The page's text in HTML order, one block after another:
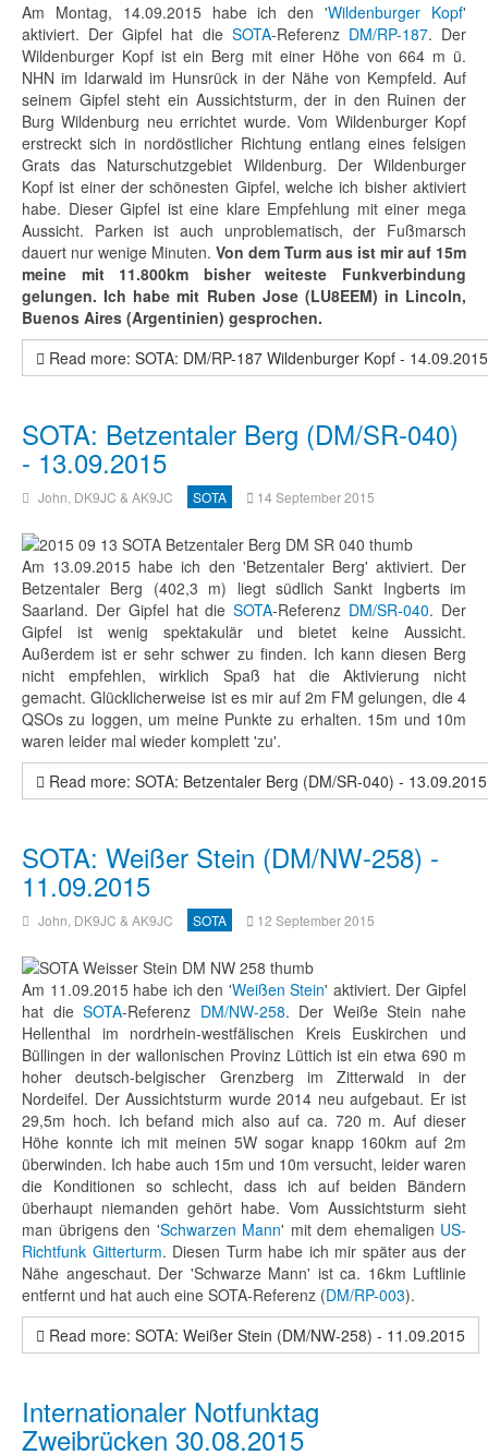
Am Montag, 14.09.2015 habe ich den 'Wildenburger Kopf'
aktiviert. Der Gipfel hat die SOTA-Referenz DM/RP-187. Der
Wildenburger Kopf ist ein Berg mit einer Höhe von 664 m ü.
NHN im Idarwald im Hunsrück in der Nähe von Kempfeld. Auf
seinem Gipfel steht ein Aussichtsturm, der in den Ruinen der
Burg Wildenburg neu errichtet wurde. Vom Wildenburger Kopf
erstreckt sich in nordöstlicher Richtung entlang eines felsigen
Grats das Naturschutzgebiet Wildenburg. Der Wildenburger
Kopf ist einer der schönesten Gipfel, welche ich bisher aktiviert
habe. Dieser Gipfel ist eine klare Empfehlung mit einer mega
Aussicht. Parken ist auch unproblematisch, der Fußmarsch
dauert nur wenige Minuten. Von dem Turm aus ist mir auf 15m
meine mit 11.800km bisher weiteste Funkverbindung
gelungen. Ich habe mit Ruben Jose (LU8EEM) in Lincoln,
Buenos Aires (Argentinien) gesprochen.
Read more: SOTA: DM/RP-187 Wildenburger Kopf - 14.09.2015
SOTA: Betzentaler Berg (DM/SR-040)
- 13.09.2015
John, DK9JC & AK9JC SOTA 14 September 2015
Am 13.09.2015 habe ich den 'Betzentaler Berg' aktiviert. Der
Betzentaler Berg (402,3 m) liegt südlich Sankt Ingberts im
Saarland. Der Gipfel hat dieSOTA-Referenz DM/SR-040. Der
Gipfel ist wenig spektakulär und bietet keine Aussicht.
Außerdem ist er sehr schwer zu finden. Ich kann diesen Berg
nicht empfehlen, wirklich Spaß hat die Aktivierung nicht
gemacht. Glücklicherweise ist es mir auf 2m FM gelungen, die 4
QSOs zu loggen, um meine Punkte zu erhalten. 15m und 10m
waren leider mal wieder komplett 'zu'.
Read more: SOTA: Betzentaler Berg (DM/SR-040) - 13.09.2015
SOTA: Weißer Stein (DM/NW-258) -
11.09.2015
John, DK9JC & AK9JC SOTA 12 September 2015
Am 11.09.2015 habe ich den 'Weißen Stein' aktiviert. Der Gipfel
hat dieSOTA-Referenz DM/NW-258. Der Weiße Stein nahe
Hellenthal im nordrhein-westfälischen Kreis Euskirchen und
Büllingen in der wallonischen Provinz Lüttich ist ein etwa 690 m
hoher deutsch-belgischer Grenzberg im Zitterwald in der
Nordeifel. Der Aussichtsturm wurde 2014 neu aufgebaut. Er ist
29,5m hoch. Ich befand mich also auf ca. 720 m. Auf dieser
Höhe konnte ich mit meinen 5W sogar knapp 160km auf 2m
überwinden. Ich habe auch 15m und 10m versucht, leider waren
die Konditionen so schlecht, dass ich auf beiden Bändern
überhaupt niemanden gehört habe. Vom Aussichtsturm sieht
man übrigens den 'Schwarzen Mann' mit dem ehemaligen US-
Richtfunk Gitterturm. Diesen Turm habe ich mir später aus der
Nähe angeschaut. Der 'Schwarze Mann' ist ca. 16km Luftlinie
entfernt und hat auch eine SOTA-Referenz (DM/RP-003).
Read more: SOTA: Weißer Stein (DM/NW-258) - 11.09.2015
Internationaler Notfunktag
Zweibrücken 30.08.2015